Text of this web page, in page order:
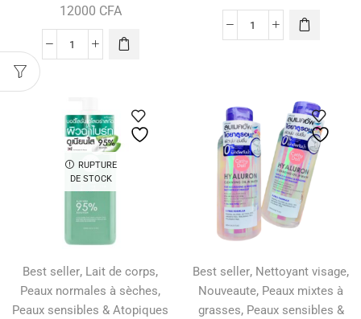
12000 CFA
RUPTURE
DE STOCK
Best seller, Lait de corps,
Peaux normales à sèches,
Peaux sensibles & Atopiques
Best seller, Nettoyant visage,
Nouveaute, Peaux mixtes à
grasses, Peaux sensibles &